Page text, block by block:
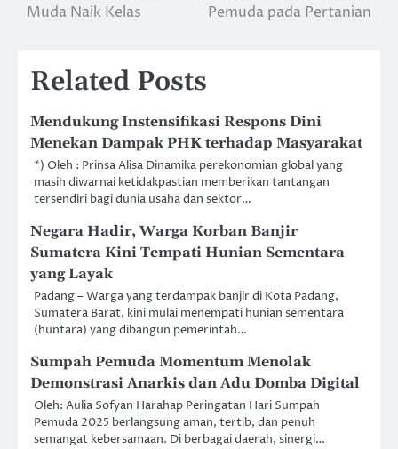
Muda Naik Kelas
Pemuda pada Pertanian
Related Posts
Mendukung Instensifikasi Respons Dini
Menekan Dampak PHK terhadap Masyarakat
*) Oleh : Prinsa Alisa Dinamika perekonomian global yang
masih diwarnai ketidakpastian memberikan tantangan
tersendiri bagi dunia usaha dan sektor…
Negara Hadir, Warga Korban Banjir
Sumatera Kini Tempati Hunian Sementara
yang Layak
Padang – Warga yang terdampak banjir di Kota Padang,
Sumatera Barat, kini mulai menempati hunian sementara
(huntara) yang dibangun pemerintah…
Sumpah Pemuda Momentum Menolak
Demonstrasi Anarkis dan Adu Domba Digital
Oleh: Aulia Sofyan Harahap Peringatan Hari Sumpah
Pemuda 2025 berlangsung aman, tertib, dan penuh
semangat kebersamaan. Di berbagai daerah, sinergi…